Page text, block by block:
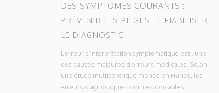
DES SYMPTÔMES COURANTS :
PRÉVENIR LES PIÈGES ET FIABILISER
LE DIAGNOSTIC
L’erreur d’interprétation symptomatique est l’une
des causes majeures d’erreurs médicales. Selon
une étude multicentrique menée en France, les
erreurs diagnostiques sont responsables